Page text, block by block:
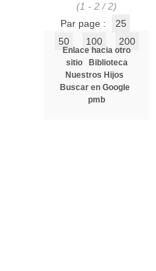
(1 - 2 / 2)
Par page :
25
50
100 200
Enlace hacia otro
sitio
Biblioteca
Nuestros Hijos
Buscar en Google
pmb